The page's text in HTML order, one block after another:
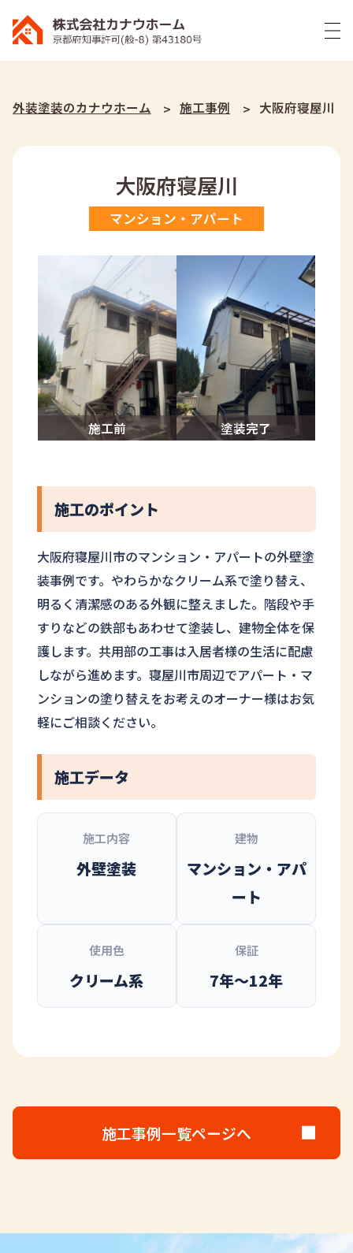
外装塗装のカナウホーム 施工事例 大阪府寝屋川
大阪府寝屋川
マンション・アパート
施工前 塗装完了
施工のポイント
大阪府寝屋川市のマンション・アパートの外壁塗
装事例です。やわらかなクリーム系で塗り替え、
明るく清潔感のある外観に整えました。階段や手
すりなどの鉄部もあわせて塗装し、建物全体を保
護します。共用部の工事は入居者様の生活に配慮
しながら進めます。寝屋川市周辺でアパート・マ
ンションの塗り替えをお考えのオーナー様はお気
軽にご相談ください。
施工データ
施工内容
外壁塗装
建物
マンション・アパ
ート
使用色
クリーム系
保証
7年〜12年
施工事例一覧ページへ